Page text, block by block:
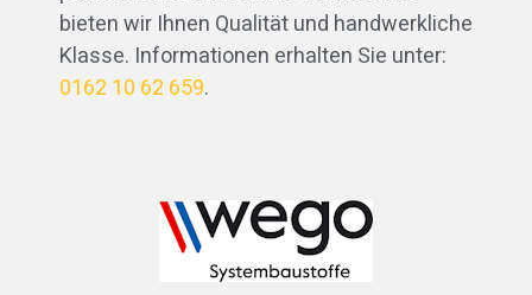
bieten wir Ihnen Qualität und handwerkliche
Klasse. Informationen erhalten Sie unter:
0162 10 62 659.